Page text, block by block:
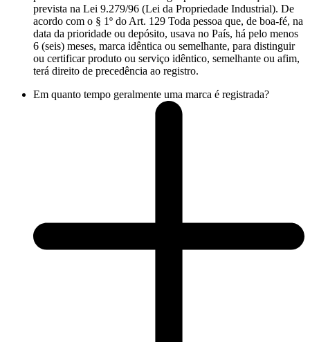
prevista na Lei 9.279/96 (Lei da Propriedade Industrial). De
acordo com o § 1º do Art. 129 Toda pessoa que, de boa-fé, na
data da prioridade ou depósito, usava no País, há pelo menos
6 (seis) meses, marca idêntica ou semelhante, para distinguir
ou certificar produto ou serviço idêntico, semelhante ou afim,
terá direito de precedência ao registro.
Em quanto tempo geralmente uma marca é registrada?